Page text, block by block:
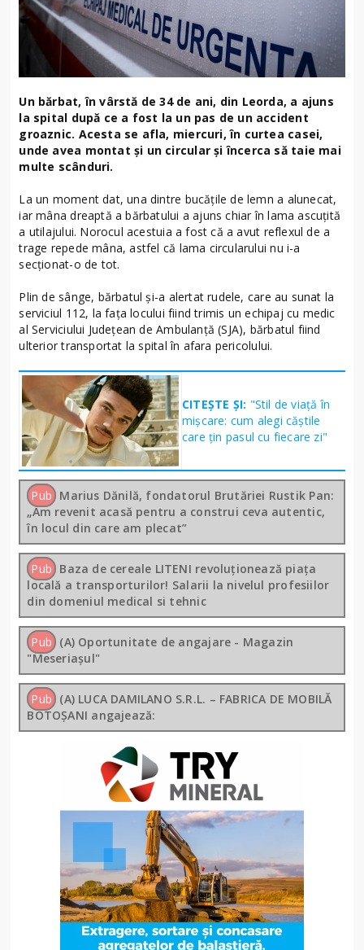
Un bărbat, în vârstă de 34 de ani, din Leorda, a ajuns
la spital după ce a fost la un pas de un accident
groaznic. Acesta se afla, miercuri, în curtea casei,
unde avea montat şi un circular şi încerca să taie mai
multe scânduri.
La un moment dat, una dintre bucăţile de lemn a alunecat,
iar mâna dreaptă a bărbatului a ajuns chiar în lama ascuţită
a utilajului. Norocul acestuia a fost că a avut reflexul de a
trage repede mâna, astfel că lama circularului nu i-a
secţionat-o de tot.
Plin de sânge, bărbatul şi-a alertat rudele, care au sunat la
serviciul 112, la faţa locului fiind trimis un echipaj cu medic
al Serviciului Judeţean de Ambulanţă (SJA), bărbatul fiind
ulterior transportat la spital în afara pericolului.
CITEȘTE ȘI: "Stil de viață în
mișcare: cum alegi căștile
care țin pasul cu fiecare zi"
Pub Marius Dănilă, fondatorul Brutăriei Rustik Pan:
„Am revenit acasă pentru a construi ceva autentic,
în locul din care am plecat”
Pub Baza de cereale LITENI revoluționează piața
locală a transporturilor! Salarii la nivelul profesiilor
din domeniul medical si tehnic
Pub (A) Oportunitate de angajare - Magazin
"Meseriașul"
Pub (A) LUCA DAMILANO S.R.L. – FABRICA DE MOBILĂ
BOTOȘANI angajează: